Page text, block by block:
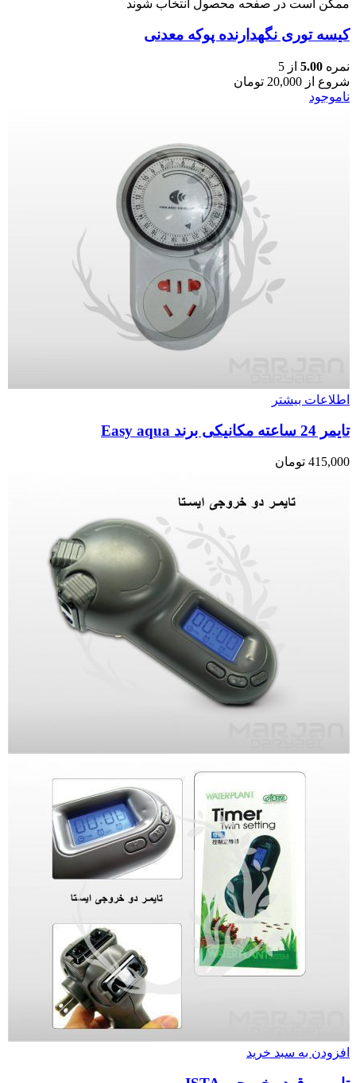
ممکن است در صفحه محصول انتخاب شوند
کیسه توری نگهدارنده پوکه معدنی
نمره 5.00 از 5
شروع از 20,000 تومان
ناموجود
اطلاعات بیشتر
تایمر 24 ساعته مکانیکی برند Easy aqua
415,000 تومان
افزودن به سبد خرید